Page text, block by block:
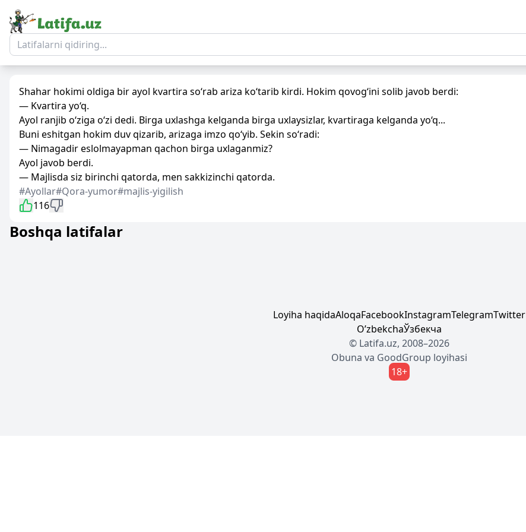
Shahar hokimi oldiga bir ayol kvartira so‘rab ariza ko‘tarib kirdi. Hokim qovog‘ini solib javob berdi:
— Kvartira yo‘q.
Ayol ranjib o‘ziga o‘zi dedi. Birga uxlashga kelganda birga uxlaysizlar, kvartiraga kelganda yo‘q...
Buni eshitgan hokim duv qizarib, arizaga imzo qo‘yib. Sekin so‘radi:
— Nimagadir eslolmayapman qachon birga uxlaganmiz?
Ayol javob berdi.
— Majlisda siz birinchi qatorda, men sakkizinchi qatorda.
#Ayollar#Qora-yumor#majlis-yigilish
116
Boshqa latifalar
Loyiha haqidaAloqaFacebookInstagramTelegramTwitter
OʼzbekchaЎзбекча
© Latifa.uz, 2008–2026
Obuna va GoodGroup loyihasi
18+